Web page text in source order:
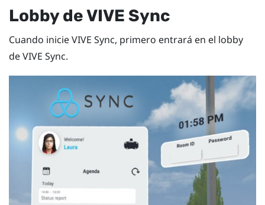
Lobby deVIVE Sync
Cuando inicieVIVE Sync, primero entrará en el lobby
deVIVE Sync.